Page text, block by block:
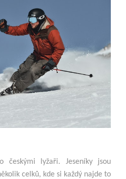
českými lyžaři. Jeseníky jsou
celků, kde si každý najde to